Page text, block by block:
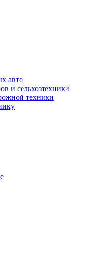
авто
и сельхозтехники
техники